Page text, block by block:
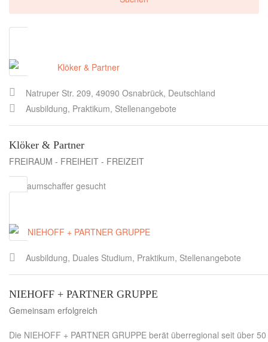
Natruper Str. 209, 49090 Osnabrück, Deutschland
Ausbildung, Praktikum, Stellenangebote
Klöker & Partner
FREIRAUM - FREIHEIT - FREIZEIT
Freiraumschaffer gesucht
Ausbildung, Duales Studium, Praktikum, Stellenangebote
NIEHOFF + PARTNER GRUPPE
Gemeinsam erfolgreich
Die NIEHOFF + PARTNER GRUPPE berät überregional seit über 50